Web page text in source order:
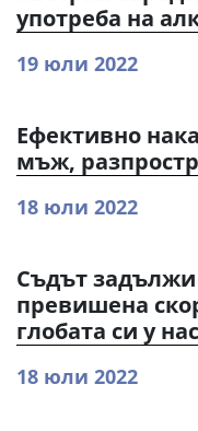
употреба на
19 юли 2022
Ефективно
мъж,
18 юли 2022
Съдът
превишена
глобата си у нас
18 юли 2022